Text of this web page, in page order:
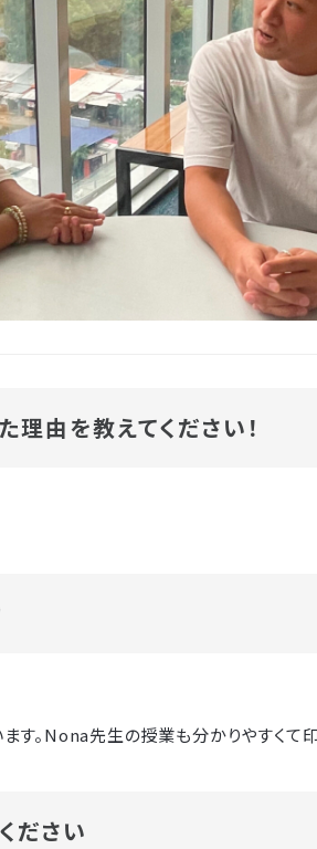
由を教えてください！
す。Nona先生の授業も分かりやすくて印
ださい